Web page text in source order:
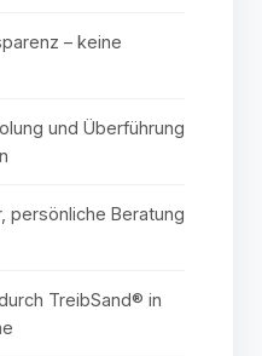
– keine
und Überführung
persönliche Beratung
TreibSand® in